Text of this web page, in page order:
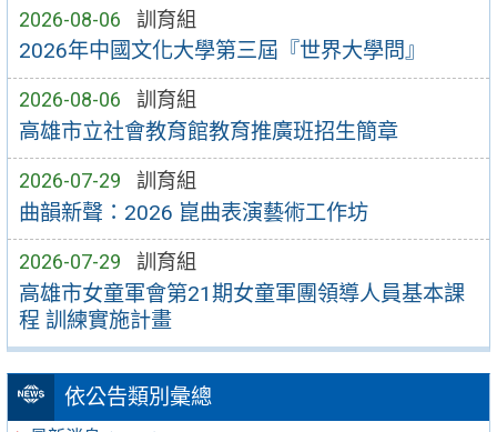
2026-08-06 訓育組
2026年中國文化大學第三屆『世界大學問』
2026-08-06 訓育組
高雄市立社會教育館教育推廣班招生簡章
2026-07-29 訓育組
曲韻新聲：2026 崑曲表演藝術工作坊
2026-07-29 訓育組
高雄市女童軍會第21期女童軍團領導人員基本課
程 訓練實施計畫
依公告類別彙總